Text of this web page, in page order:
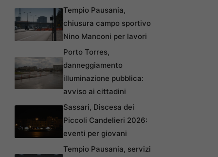
Tempio Pausania,
chiusura campo sportivo
Nino Manconi per lavori
Porto Torres,
danneggiamento
illuminazione pubblica:
avviso ai cittadini
Sassari, Discesa dei
Piccoli Candelieri 2026:
eventi per giovani
Tempio Pausania, servizi